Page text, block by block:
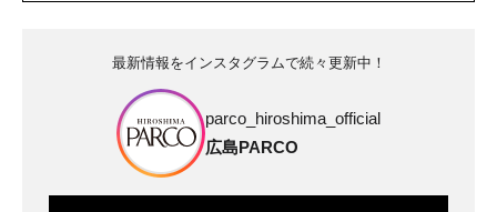
最新情報をインスタグラムで続々更新中！
parco_hiroshima_official
広島PARCO